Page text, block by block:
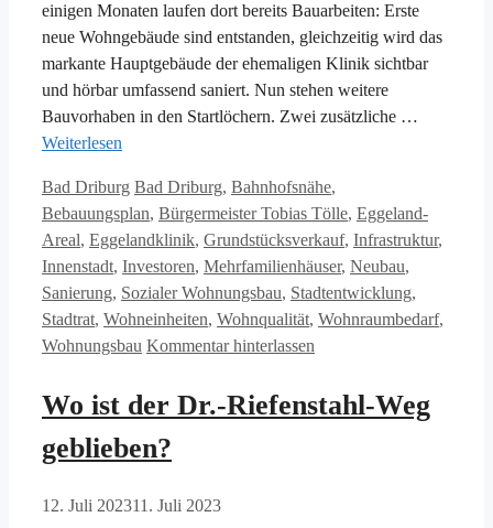
einigen Monaten laufen dort bereits Bauarbeiten: Erste
neue Wohngebäude sind entstanden, gleichzeitig wird das
markante Hauptgebäude der ehemaligen Klinik sichtbar
und hörbar umfassend saniert. Nun stehen weitere
Bauvorhaben in den Startlöchern. Zwei zusätzliche …
Weiterlesen
Kategorien
Bad Driburg Schlagwörter
Bad Driburg, Bahnhofsnähe,
Bebauungsplan, Bürgermeister Tobias Tölle, Eggeland-
Areal, Eggelandklinik, Grundstücksverkauf, Infrastruktur,
Innenstadt, Investoren, Mehrfamilienhäuser, Neubau,
Sanierung, Sozialer Wohnungsbau, Stadtentwicklung,
Stadtrat, Wohneinheiten, Wohnqualität, Wohnraumbedarf,
Wohnungsbau Kommentar hinterlassen
Wo ist der Dr.-Riefenstahl-Weg
geblieben?
12. Juli 202311. Juli 2023